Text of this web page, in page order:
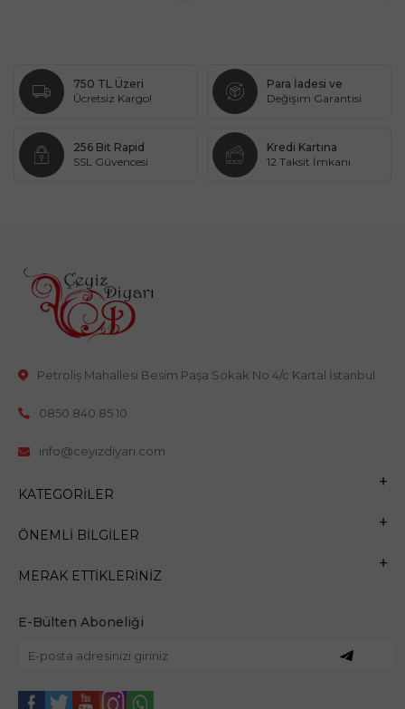
750 TL Üzeri
Ücretsiz Kargo!
Para İadesi ve
Değişim Garantisi
256 Bit Rapid
SSL Güvencesi
Kredi Kartına
12 Taksit İmkanı
Petroliş Mahallesi Besim Paşa Sokak No 4/c Kartal İstanbul
0850 840 85 10
info@ceyizdiyari.com
KATEGORILER
ÖNEMLI BILGILER
MERAK ETTIKLERINIZ
E-Bülten Aboneliği